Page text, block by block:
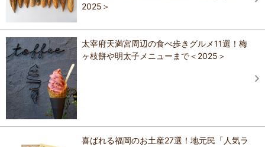
2025＞
太宰府天満宮周辺の食べ歩きグルメ11選！梅
ヶ枝餅や明太子メニューまで＜2025＞
喜ばれる福岡のお土産27選！地元民「人気ラ